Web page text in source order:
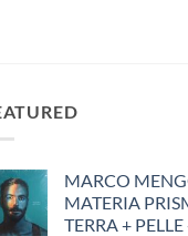
MARCO
MATERIA
TERRA +